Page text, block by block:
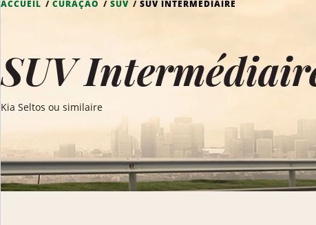
ACCUEIL CURAÇAO SUV SUV INTERMÉDIAIRE
SUV
Kia Seltos ou similaire